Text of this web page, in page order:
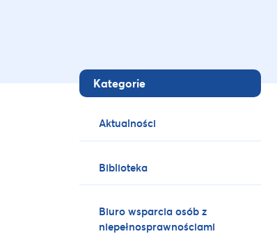
Kategorie
Aktualności
Biblioteka
Biuro wsparcia osób z
niepełnosprawnościami